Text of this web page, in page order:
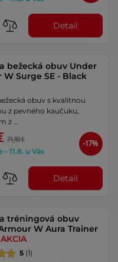
Detail
bežecká obuv Under
W Surge SE - Black
obuv s kvalitnou
z pevného kaučuku,
z …
71,90 €
– 11.8. u Vás
-17%
Detail
tréningová obuv
W Aura Trainer
AKCIA
5 (1)